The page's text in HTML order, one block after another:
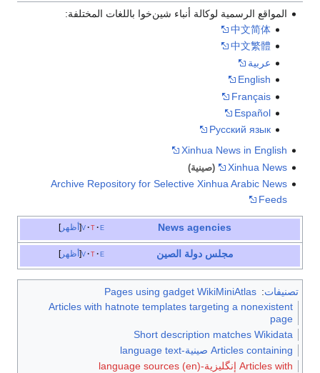
المواقع الرسمية لوكالة أنباء شين‌خوا باللغات المختلفة:
中文简体
中文繁體
عربية
English
Français
Español
Русский язык
Xinhua News in English
Xinhua News
(صينية)
Archive Repository for Selective Xinhua Arabic News
Feeds
أظهر v t e News agencies
أظهر v t e مجلس دولة الصين
تصنيفات:
Pages using gadget WikiMiniAtlas
Articles with hatnote templates targeting a nonexistent
page
Short description matches Wikidata
Articles containing صينية-language text
Articles with إنگليزية-language sources (en)